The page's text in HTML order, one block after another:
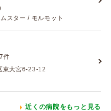
スター / モルモット
7件
東大宮6-23-12
近くの病院をもっと見る